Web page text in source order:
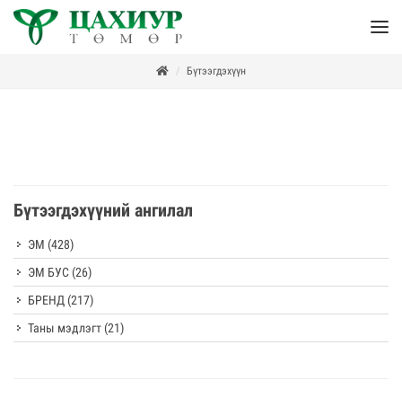
Бүтээгдэхүүн
Бүтээгдэхүүний ангилал
ЭМ (428)
ЭМ БУС (26)
БРЕНД (217)
Таны мэдлэгт (21)